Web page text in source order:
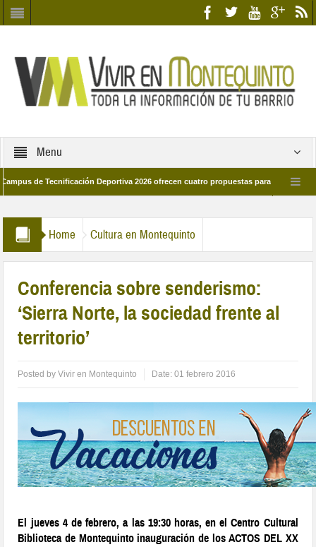
Menu
de Tecnificación Deportiva 2026 ofrecen cuatro propuestas para disfrutar del
Home Cultura en Montequinto
Conferencia sobre senderismo:
‘Sierra Norte, la sociedad frente al
territorio’
Posted byVivir en Montequinto Date:01 febrero 2016
El jueves 4 de febrero, a las 19:30 horas, en el Centro Cultural
Biblioteca de Montequinto inauguración de los ACTOS DEL XX